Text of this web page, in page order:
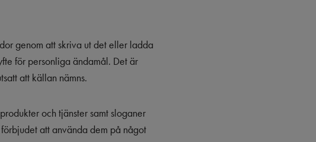
genom att skriva ut det eller ladda
för personliga ändamål. Det är
att källan nämns.
och tjänster samt sloganer
att använda dem på något